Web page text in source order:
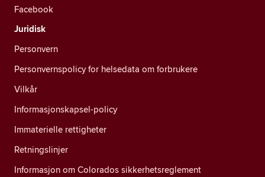
Facebook
Juridisk
Personvern
Personvernspolicy for helsedata om forbrukere
Vilkår
Informasjonskapsel-policy
Immaterielle rettigheter
Retningslinjer
Informasjon om Colorados sikkerhetsreglement